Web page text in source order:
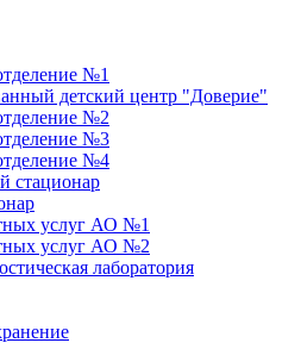
№1
детский центр "Доверие"
№2
№3
№4
стационар
услуг АО №1
услуг АО №2
лаборатория